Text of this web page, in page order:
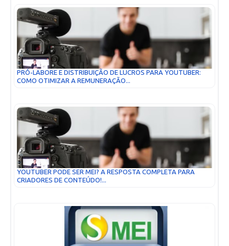
PRÓ-LABORE E DISTRIBUIÇÃO DE LUCROS PARA YOUTUBER:
COMO OTIMIZAR A REMUNERAÇÃO...
YOUTUBER PODE SER MEI? A RESPOSTA COMPLETA PARA
CRIADORES DE CONTEÚDO!...